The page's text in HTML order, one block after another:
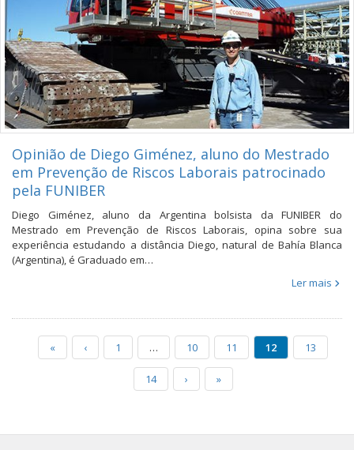
Opinião de Diego Giménez, aluno do Mestrado
em Prevenção de Riscos Laborais patrocinado
pela FUNIBER
Diego Giménez, aluno da Argentina bolsista da FUNIBER do
Mestrado em Prevenção de Riscos Laborais, opina sobre sua
experiência estudando a distância Diego, natural de Bahía Blanca
(Argentina), é Graduado em…
Ler mais
« ‹ 1 … 10 11 12 13
14 › »